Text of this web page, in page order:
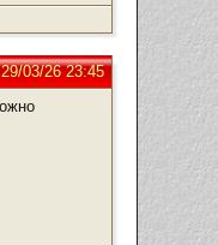
29/03/26 23:45